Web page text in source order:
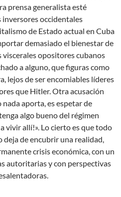
prensa generalista esté
occidentales
de Estado actual en Cuba
demasiado el bienestar de
viscerales opositores cubanos
a alguno, que figuras como
lejos de ser encomiables líderes
que Hitler. Otra acusación
aporta, es espetar de
algo bueno del régimen
vivir allí!». Lo cierto es que todo
de encubrir una realidad,
crisis económica, con un
autoritarias y con perspectivas